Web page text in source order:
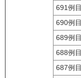
691例目
690例目
689例目
688例目
687例目